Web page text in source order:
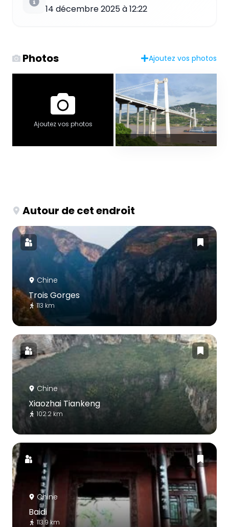
14 décembre 2025 à 12:22
Photos Ajoutez vos photos
Ajoutez vos photos
Autour de cet endroit
Chine
Trois Gorges
113 km
Chine
Xiaozhai Tiankeng
102.2 km
Chine
Baidi
113.9 km